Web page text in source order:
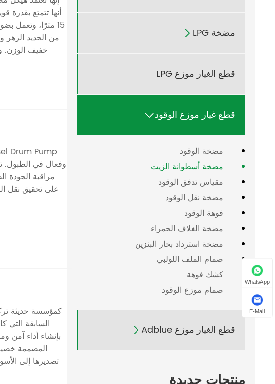
مضخة LPG 
قطع الغيار موزع LPG
قطع غيار موزع الوقود
مضخة الوقود
مضخة أسطوانة الزيت
مقياس تدفق الوقود
مضخة نقل الوقود
فوهة الوقود
مضخة الغلاف الحمراء
مضخة استرداد بخار البنزين
صمام الملف اللولبي
كشك فوهة
صمام موزع الوقود
قطع الغيار موزع Adblue 
15 مترًا،
من الحديد الزهر
خفيف الوزن.
مراقبة الجودة
على تحقيق نقل
كمؤسسة حديثة
بإنشاء أداء آمن
المصممة
تصديرها إلى
WhatsApp
E-Mail